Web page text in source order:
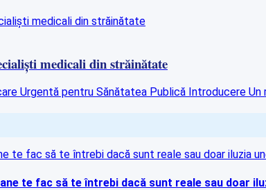
medicali din străinătate
Urgentă pentru Sănătatea Publică Introducere
te fac să te întrebi dacă sunt reale sau doar